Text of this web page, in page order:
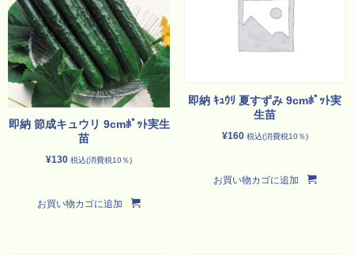
即納 節成キュウリ 9cmﾎﾟｯﾄ実生
苗
¥130 税込(消費税10％)
お買い物カゴに追加
即納 ｷｭｳﾘ 夏すずみ 9cmﾎﾟｯﾄ実
生苗
¥160 税込(消費税10％)
お買い物カゴに追加